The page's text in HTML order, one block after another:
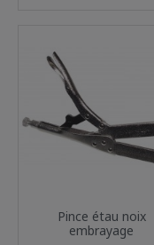
Pince étau noix
embrayage